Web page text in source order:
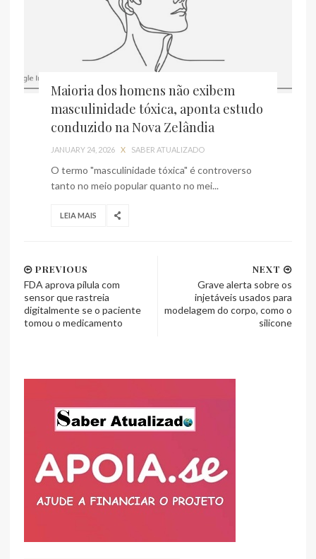
Maioria dos homens não exibem
masculinidade tóxica, aponta estudo
conduzido na Nova Zelândia
JANUARY 24, 2026 X SABER ATUALIZADO
O termo "masculinidade tóxica" é controverso
tanto no meio popular quanto no mei...
LEIA MAIS
NEXT
Grave alerta sobre os
injetáveis usados para
modelagem do corpo, como o
silicone
PREVIOUS
FDA aprova pílula com
sensor que rastreia
digitalmente se o paciente
tomou o medicamento